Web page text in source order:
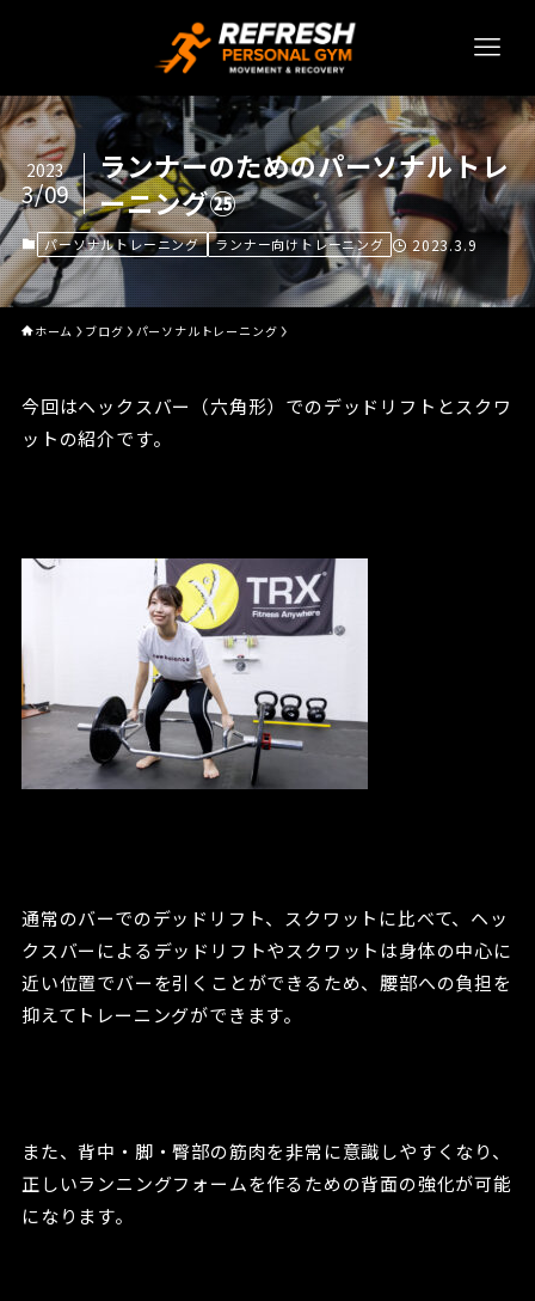
ランナーのためのパーソナルトレ
ーニング㉕
2023
3/09
パーソナルトレーニング ランナー向けトレーニング 2023.3.9
ホーム ブログ パーソナルトレーニング
今回はヘックスバー（六角形）でのデッドリフトとスクワ
ットの紹介です。
通常のバーでのデッドリフト、スクワットに比べて、ヘッ
クスバーによるデッドリフトやスクワットは身体の中心に
近い位置でバーを引くことができるため、腰部への負担を
抑えてトレーニングができます。
また、背中・脚・臀部の筋肉を非常に意識しやすくなり、
正しいランニングフォームを作るための背面の強化が可能
になります。